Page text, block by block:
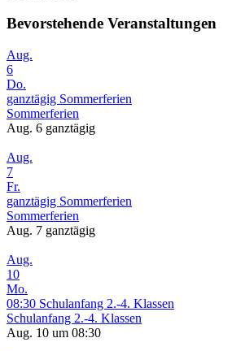
Bevorstehende Veranstaltungen
Aug.
6
Do.
ganztägig Sommerferien
Sommerferien
Aug. 6 ganztägig
Aug.
7
Fr.
ganztägig Sommerferien
Sommerferien
Aug. 7 ganztägig
Aug.
10
Mo.
08:30 Schulanfang 2.-4. Klassen
Schulanfang 2.-4. Klassen
Aug. 10 um 08:30